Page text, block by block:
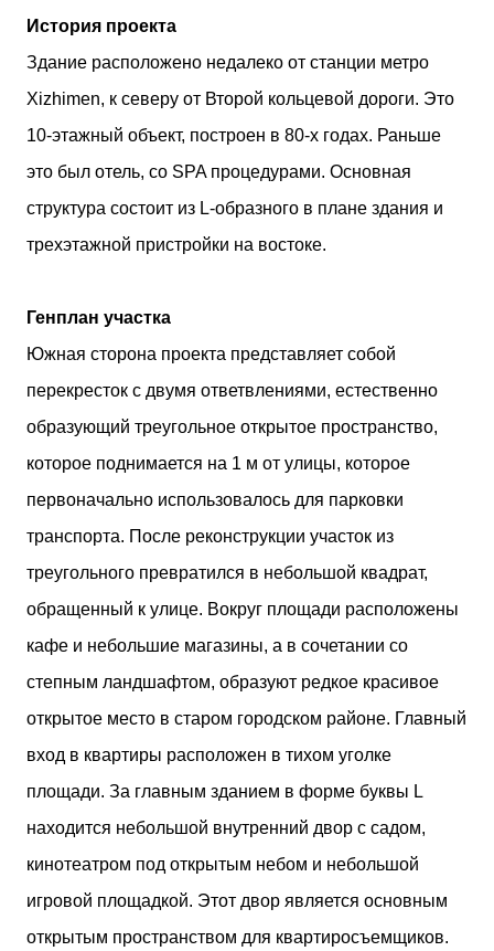
История проекта
Здание расположено недалеко от станции метро
Xizhimen, к северу от Второй кольцевой дороги. Это
10-этажный объект, построен в 80-х годах. Раньше
это был отель, со SPA процедурами. Основная
структура состоит из L-образного в плане здания и
трехэтажной пристройки на востоке.
Генплан участка
Южная сторона проекта представляет собой
перекресток с двумя ответвлениями, естественно
образующий треугольное открытое пространство,
которое поднимается на 1 м от улицы, которое
первоначально использовалось для парковки
транспорта. После реконструкции участок из
треугольного превратился в небольшой квадрат,
обращенный к улице. Вокруг площади расположены
кафе и небольшие магазины, а в сочетании со
степным ландшафтом, образуют редкое красивое
открытое место в старом городском районе. Главный
вход в квартиры расположен в тихом уголке
площади. За главным зданием в форме буквы L
находится небольшой внутренний двор с садом,
кинотеатром под открытым небом и небольшой
игровой площадкой. Этот двор является основным
открытым пространством для квартиросъемщиков.